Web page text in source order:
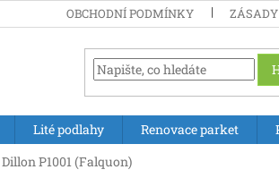
OBCHODNÍ PODMÍNKY
Lité podlahy Renovace parket
P1001 (Falquon)